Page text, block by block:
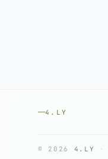
4.LY
© 2026 4.LY ·